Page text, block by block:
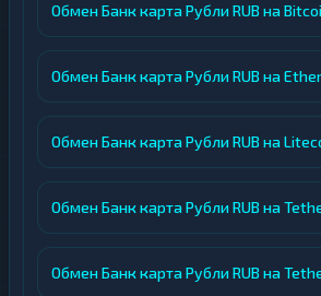
Обмен Банк карта Рубли RUB на
Обмен Банк карта Рубли RUB на
Обмен Банк карта Рубли RUB на
Обмен Банк карта Рубли RUB на
Обмен Банк карта Рубли RUB на